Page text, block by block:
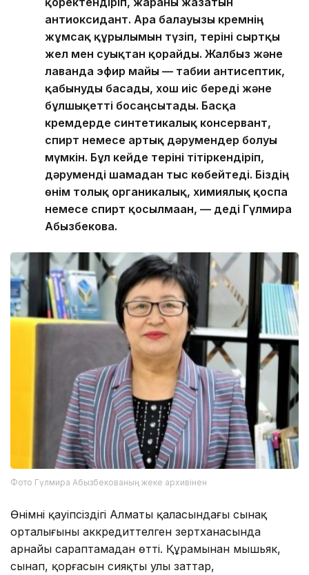
антиоксидант. Ара балауызы кремнің
жұмсақ құрылымын түзіп, теріні сыртқы
жел мен суықтан қорғайды. Жалбыз және
лаванда эфир майы — табиғи антисептик,
қабынуды басады, хош иіс береді және
бұлшықетті босаңсытады. Басқа
кремдерде синтетикалық консервант,
спирт немесе артық дәрумендер болуы
мүмкін. Бұл кейде теріні тітіркендіріп,
дәруменді шамадан тыс көбейтеді. Біздің
өнім толық органикалық, химиялық қоспа
немесе спирт қосылмаған, — деді Гүлмира
Абызбекова.
Фото Гүлмира Абызбекованың жеке архивінен
Өнімнің қауіпсіздігі Алматы қаласындағы сынақ
орталығының аккредиттелген зертханасында
арнайы сараптамадан өтті. Құрамынан мышьяк,
сынап, қорғасын сияқты улы заттар,